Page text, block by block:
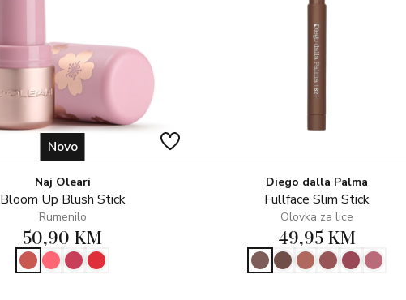
• 71% se slaže u maksimalnom
• 100% vidi trenutnu, intenzivnu boju
• 100% osjećaj da usne ostaju meke i
Novo
Naj Oleari
Bloom Up Blush Stick
Rumenilo
50,90 KM
Diego dalla Palma
Fullface Slim Stick
Olovka za lice
49,95 KM